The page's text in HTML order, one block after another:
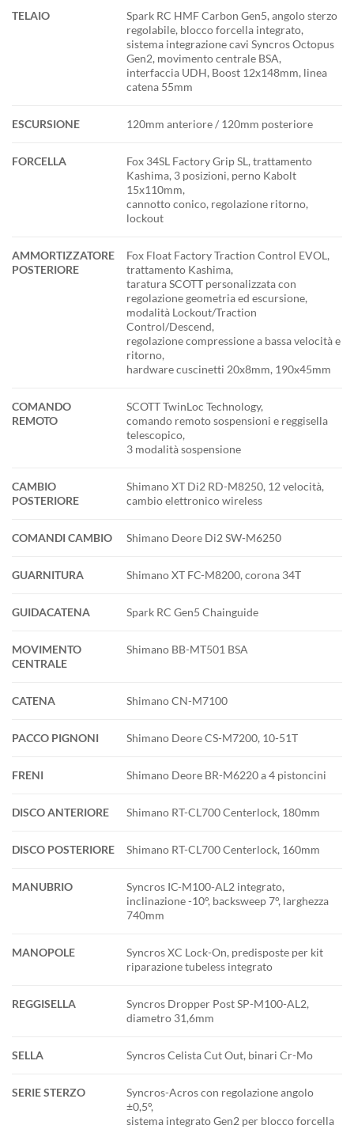
TELAIO
Spark RC HMF Carbon Gen5, angolo sterzo
regolabile, blocco forcella integrato,
sistema integrazione cavi Syncros Octopus
Gen2, movimento centrale BSA,
interfaccia UDH, Boost 12x148mm, linea
catena 55mm
ESCURSIONE 120mm anteriore / 120mm posteriore
FORCELLA
Fox 34SL Factory Grip SL, trattamento
Kashima, 3 posizioni, perno Kabolt
15x110mm,
cannotto conico, regolazione ritorno,
lockout
AMMORTIZZATORE
POSTERIORE
Fox Float Factory Traction Control EVOL,
trattamento Kashima,
taratura SCOTT personalizzata con
regolazione geometria ed escursione,
modalità Lockout/Traction
Control/Descend,
regolazione compressione a bassa velocità e
ritorno,
hardware cuscinetti 20x8mm, 190x45mm
COMANDO
REMOTO
SCOTT TwinLoc Technology,
comando remoto sospensioni e reggisella
telescopico,
3 modalità sospensione
CAMBIO
POSTERIORE
Shimano XT Di2 RD-M8250, 12 velocità,
cambio elettronico wireless
COMANDI CAMBIO Shimano Deore Di2 SW-M6250
GUARNITURA Shimano XT FC-M8200, corona 34T
GUIDACATENA Spark RC Gen5 Chainguide
MOVIMENTO
CENTRALE
Shimano BB-MT501 BSA
CATENA Shimano CN-M7100
PACCO PIGNONI Shimano Deore CS-M7200, 10-51T
FRENI Shimano Deore BR-M6220 a 4 pistoncini
DISCO ANTERIORE Shimano RT-CL700 Centerlock, 180mm
DISCO POSTERIORE Shimano RT-CL700 Centerlock, 160mm
MANUBRIO
Syncros IC-M100-AL2 integrato,
inclinazione -10°, backsweep 7°, larghezza
740mm
MANOPOLE
Syncros XC Lock-On, predisposte per kit
riparazione tubeless integrato
REGGISELLA
Syncros Dropper Post SP-M100-AL2,
diametro 31,6mm
SELLA Syncros Celista Cut Out, binari Cr-Mo
SERIE STERZO
Syncros-Acros con regolazione angolo
±0,5°,
sistema integrato Gen2 per blocco forcella